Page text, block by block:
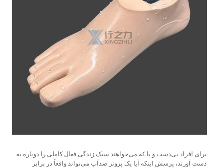
برای افراد بی‌دست و پا که می‌خواهند سبک زندگی فعال کاملی را دوباره به
دست آورند، پرسش اینکه آیا یک پروتز ضدآب می‌تواند واقعاً در برابر